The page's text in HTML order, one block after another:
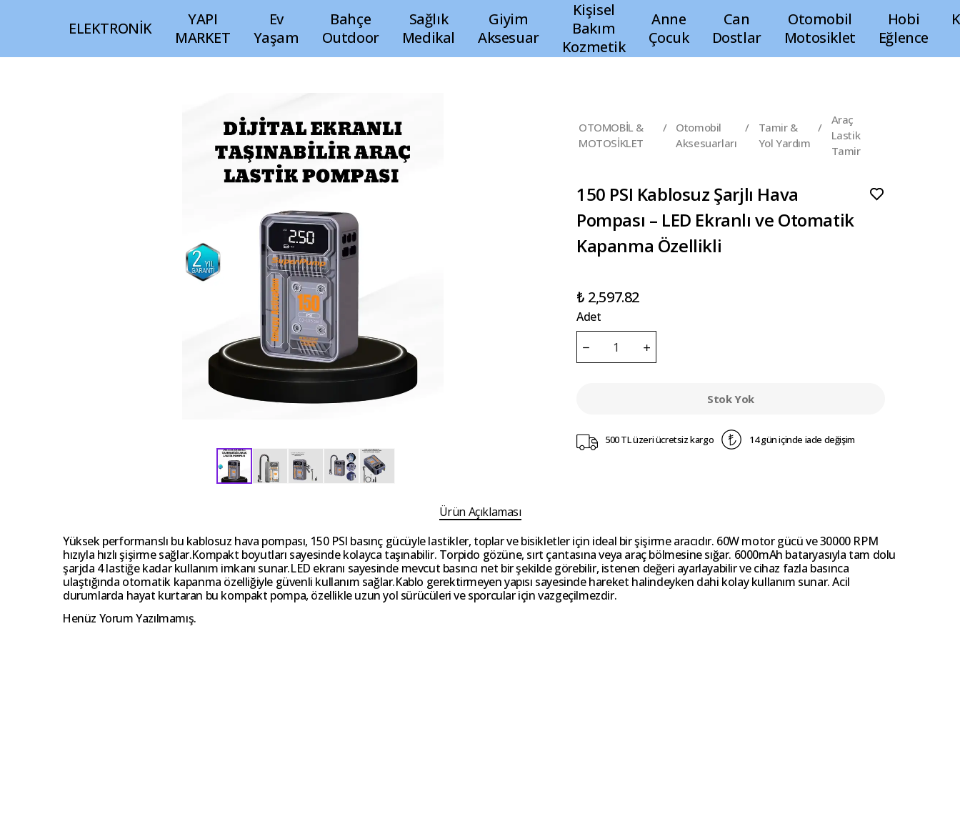
ELEKTRONİK
YAPI
MARKET
Ev
Yaşam
Bahçe
Outdoor
Sağlık
Medikal
Giyim
Aksesuar
Kişisel
Bakım
Kozmetik
Anne
Çocuk
Can
Dostlar
Otomobil
Motosiklet
Hobi
Eğlence
OTOMOBİL &
MOTOSİKLET
/
Otomobil
Aksesuarları
/
Tamir &
Yol Yardım
/
Araç
Lastik
Tamir
150 PSI Kablosuz Şarjlı Hava
Pompası – LED Ekranlı ve Otomatik
Kapanma Özellikli
₺ 2,597.82
Adet
Stok Yok
500 TL üzeri ücretsiz kargo 14 gün içinde iade değişim
Ürün Açıklaması
Yüksek performanslı bu kablosuz hava pompası, 150 PSI basınç gücüyle lastikler, toplar ve bisikletler için ideal bir şişirme aracıdır. 60W motor gücü ve 30000 RPM
hızıyla hızlı şişirme sağlar.Kompakt boyutları sayesinde kolayca taşınabilir. Torpido gözüne, sırt çantasına veya araç bölmesine sığar. 6000mAh bataryasıyla tam dolu
şarjda 4 lastiğe kadar kullanım imkanı sunar.LED ekranı sayesinde mevcut basıncı net bir şekilde görebilir, istenen değeri ayarlayabilir ve cihaz fazla basınca
ulaştığında otomatik kapanma özelliğiyle güvenli kullanım sağlar.Kablo gerektirmeyen yapısı sayesinde hareket halindeyken dahi kolay kullanım sunar. Acil
durumlarda hayat kurtaran bu kompakt pompa, özellikle uzun yol sürücüleri ve sporcular için vazgeçilmezdir.
Henüz Yorum Yazılmamış.